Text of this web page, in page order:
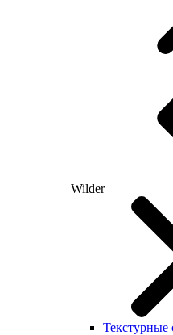
Wilder
Текстурные